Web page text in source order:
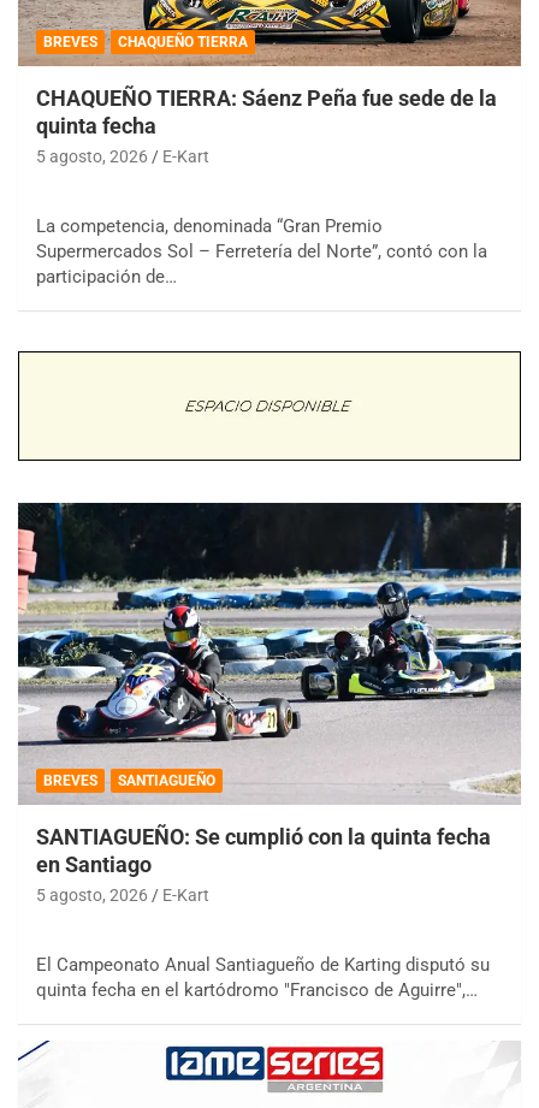
BREVES CHAQUEÑO TIERRA
CHAQUEÑO TIERRA: Sáenz Peña fue sede de la
quinta fecha
5 agosto, 2026 E-Kart
La competencia, denominada “Gran Premio
Supermercados Sol – Ferretería del Norte”, contó con la
participación de…
BREVES SANTIAGUEÑO
SANTIAGUEÑO: Se cumplió con la quinta fecha
en Santiago
5 agosto, 2026 E-Kart
El Campeonato Anual Santiagueño de Karting disputó su
quinta fecha en el kartódromo "Francisco de Aguirre",…